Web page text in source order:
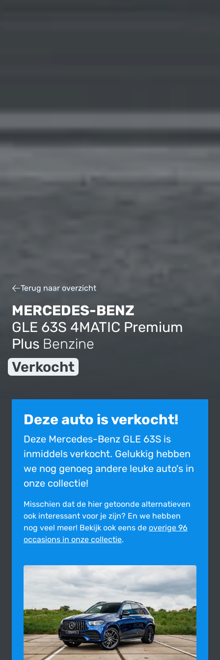
Terug naar overzicht
MERCEDES-BENZ
GLE 63S 4MATIC Premium
Plus Benzine
Verkocht
Deze auto is verkocht!
Deze Mercedes-Benz GLE 63S is
inmiddels verkocht. Gelukkig hebben
we nog genoeg andere leuke auto's in
onze collectie!
Misschien dat de hier getoonde alter­na­tie­ven
ook inte­res­sant voor je zijn? En we hebben
nog veel meer! Bekijk ook eens de overige 96
occasions in onze collectie.